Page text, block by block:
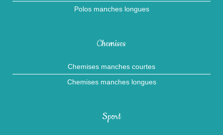
Polos manches longues
Chemises
Chemises manches courtes
Chemises manches longues
Sport